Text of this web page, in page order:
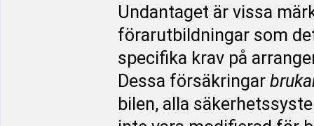
Undantaget är vissa
förarutbildningar som
specifika krav på
Dessa försäkringar
bilen, alla